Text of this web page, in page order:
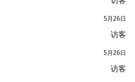
5月26日
访客
5月26日
访客